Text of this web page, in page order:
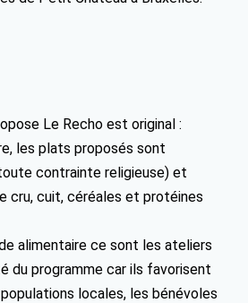
Le Recho est original :
les plats proposés sont
contrainte religieuse) et
cru, cuit, céréales et protéines
alimentaire ce sont les ateliers
du programme car ils favorisent
locales, les bénévoles